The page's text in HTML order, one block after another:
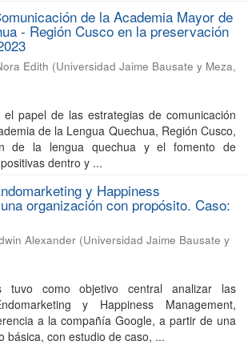
de la Academia Mayor de
- Región Cusco en la preservación
Edith (Universidad Jaime Bausate y Meza,
el papel de las estrategias de comunicación
de la Lengua Quechua, Región Cusco,
de la lengua quechua y el fomento de
dentro y ...
y Happiness
organización con propósito. Caso:
Alexander (Universidad Jaime Bausate y
tuvo como objetivo central analizar las
y Happiness Management,
a la compañía Google, a partir de una
básica, con estudio de caso, ...